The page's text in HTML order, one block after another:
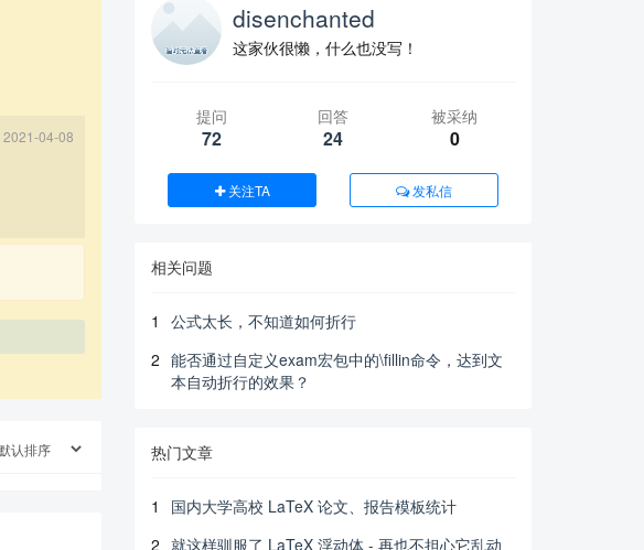
2021-04-08
disenchanted
这家伙很懒，什么也没写！
提问
72
回答
24
被采纳
0
关注TA 发私信
相关问题
1
公式太长，不知道如何折行
2 能否通过自定义exam宏包中的\fillin命令，达到文
本自动折行的效果？
热门文章
1
国内大学高校 LaTeX 论文、报告模板统计
2 就这样驯服了 LaTeX 浮动体 - 再也不担心它乱动